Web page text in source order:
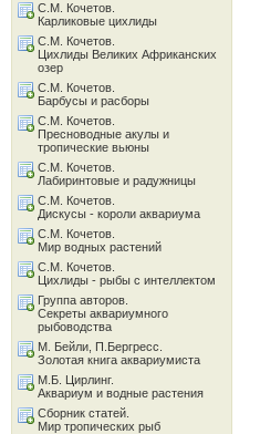
С.М. Кочетов.
Карликовые цихлиды
С.М. Кочетов.
Цихлиды Великих Африканских
озер
С.М. Кочетов.
Барбусы и расборы
С.М. Кочетов.
Пресноводные акулы и
тропические вьюны
С.М. Кочетов.
Лабиринтовые и радужницы
С.М. Кочетов.
Дискусы - короли аквариума
С.М. Кочетов.
Мир водных растений
С.М. Кочетов.
Цихлиды - рыбы с интеллектом
Группа авторов.
Секреты аквариумного
рыбоводства
М. Бейли, П.Бергресс.
Золотая книга аквариумиста
М.Б. Цирлинг.
Аквариум и водные растения
Сборник статей.
Мир тропических рыб